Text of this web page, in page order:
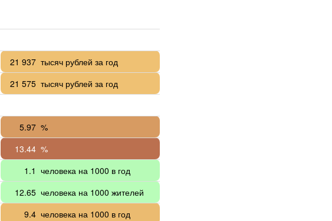
21 937 тысяч рублей за год
21 575 тысяч рублей за год
5.97 %
13.44 %
1.1 человека на 1000 в год
12.65 человека на 1000 жителей
9.4 человека на 1000 в год